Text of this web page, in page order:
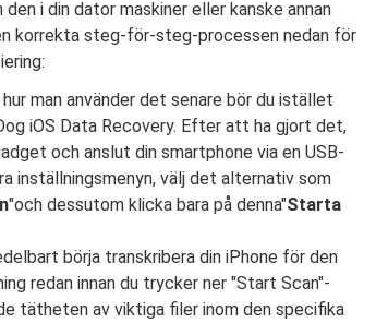
i din dator maskiner eller kanske annan
korrekta steg-för-steg-processen nedan för
man använder det senare bör du istället
iOS Data Recovery. Efter att ha gjort det,
och anslut din smartphone via en USB-
inställningsmenyn, välj det alternativ som
"och dessutom klicka bara på denna"Starta
börja transkribera din iPhone för den
redan innan du trycker ner "Start Scan"-
tätheten av viktiga filer inom den specifika